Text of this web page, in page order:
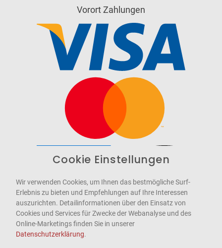
Vorort Zahlungen
WCAG-2.1-AA
Cookie Einstellungen
Wir verwenden Cookies, um Ihnen das bestmögliche Surf-
Erlebnis zu bieten und Empfehlungen auf Ihre Interessen
auszurichten. Detailinformationen über den Einsatz von
Cookies und Services für Zwecke der Webanalyse und des
Online-Marketings finden Sie in unserer
Datenschutzerklärung.